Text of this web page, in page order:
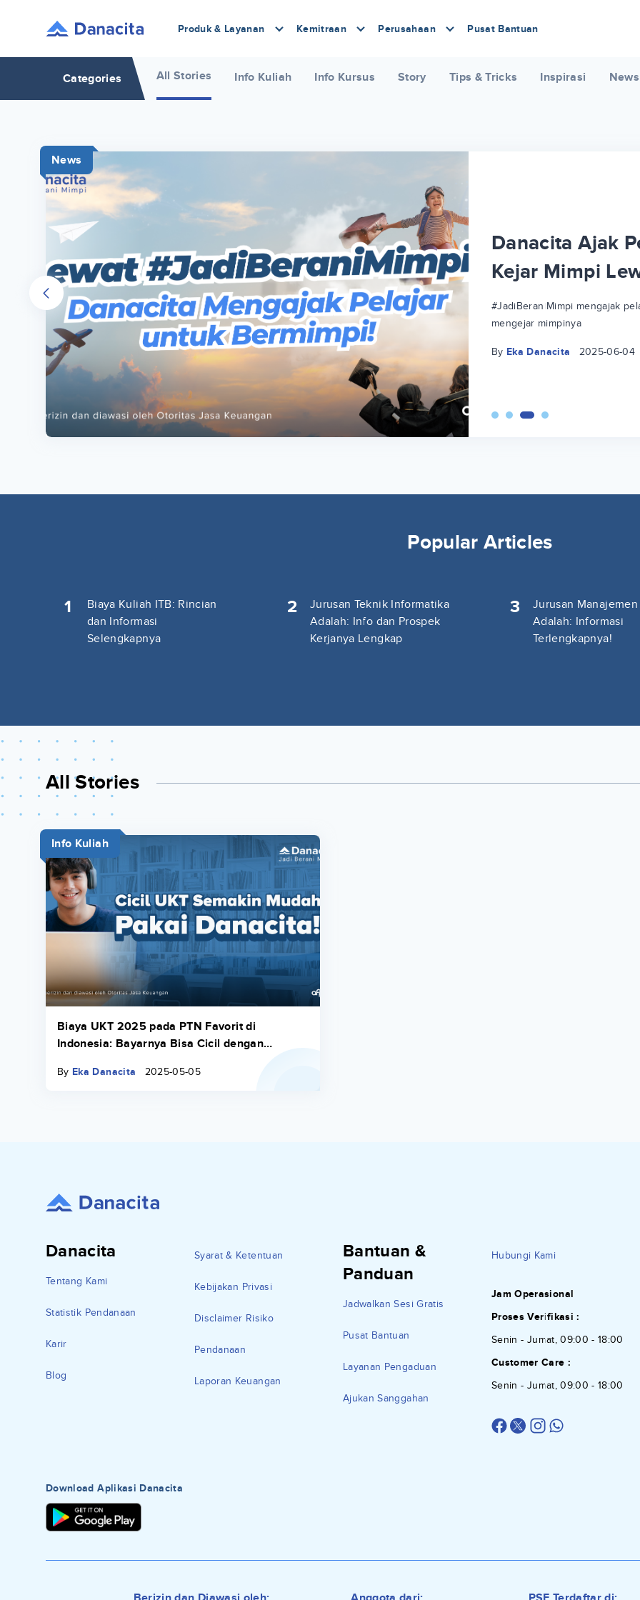
Produk & Layanan Kemitraan Perusahaan Pusat Bantuan
Categories All Stories Info Kuliah Info Kursus Story Tips & Tricks Inspirasi News
News
Danacita Ajak
Kejar Mimpi
#JadiBeraniMimpi mengajak
mengejar mimpinya
By Eka Danacita 2025-06-04
Popular Articles
1
Biaya Kuliah ITB: Rincian
dan Informasi
Selengkapnya
2
Jurusan Teknik Informatika
Adalah: Info dan Prospek
Kerjanya Lengkap
3
Jurusan Manajemen
Adalah: Informasi
Terlengkapnya!
All Stories
Info Kuliah
Biaya UKT 2025 pada PTN Favorit di
Indonesia: Bayarnya Bisa Cicil dengan
By Eka Danacita 2025-05-05
Danacita
Tentang Kami
Statistik Pendanaan
Karir
Blog
Syarat & Ketentuan
Kebijakan Privasi
Disclaimer Risiko
Pendanaan
Laporan Keuangan
Bantuan &
Panduan
Jadwalkan Sesi Gratis
Pusat Bantuan
Layanan Pengaduan
Ajukan Sanggahan
Hubungi Kami
Jam Operasional
Proses Verifikasi :
Senin - Jumat, 09:00 - 18:00
Customer Care :
Senin - Jumat, 09:00 - 18:00
Download Aplikasi Danacita